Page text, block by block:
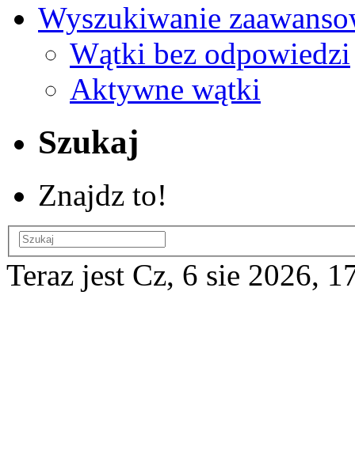
Wyszukiwanie
Wątki bez odpowiedzi
Aktywne wątki
Szukaj
Znajdz to!
Teraz jest Cz, 6 sie 2026,